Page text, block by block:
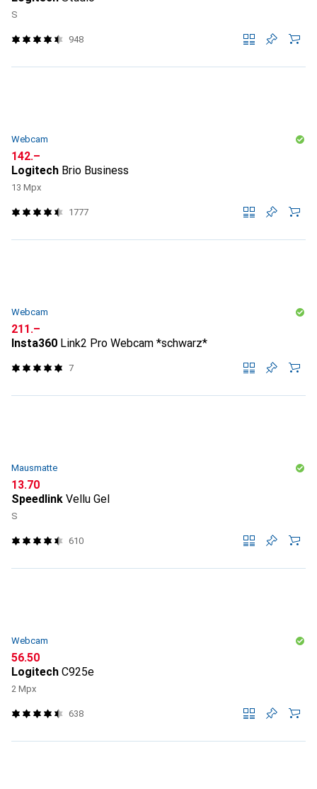
S
948
Webcam
CHF
142.–
Logitech Brio Business
13 Mpx
1777
Webcam
CHF
211.–
Insta360 Link2 Pro Webcam *schwarz*
7
Mausmatte
CHF
13.70
Speedlink Vellu Gel
S
610
Webcam
CHF
56.50
Logitech C925e
2 Mpx
638